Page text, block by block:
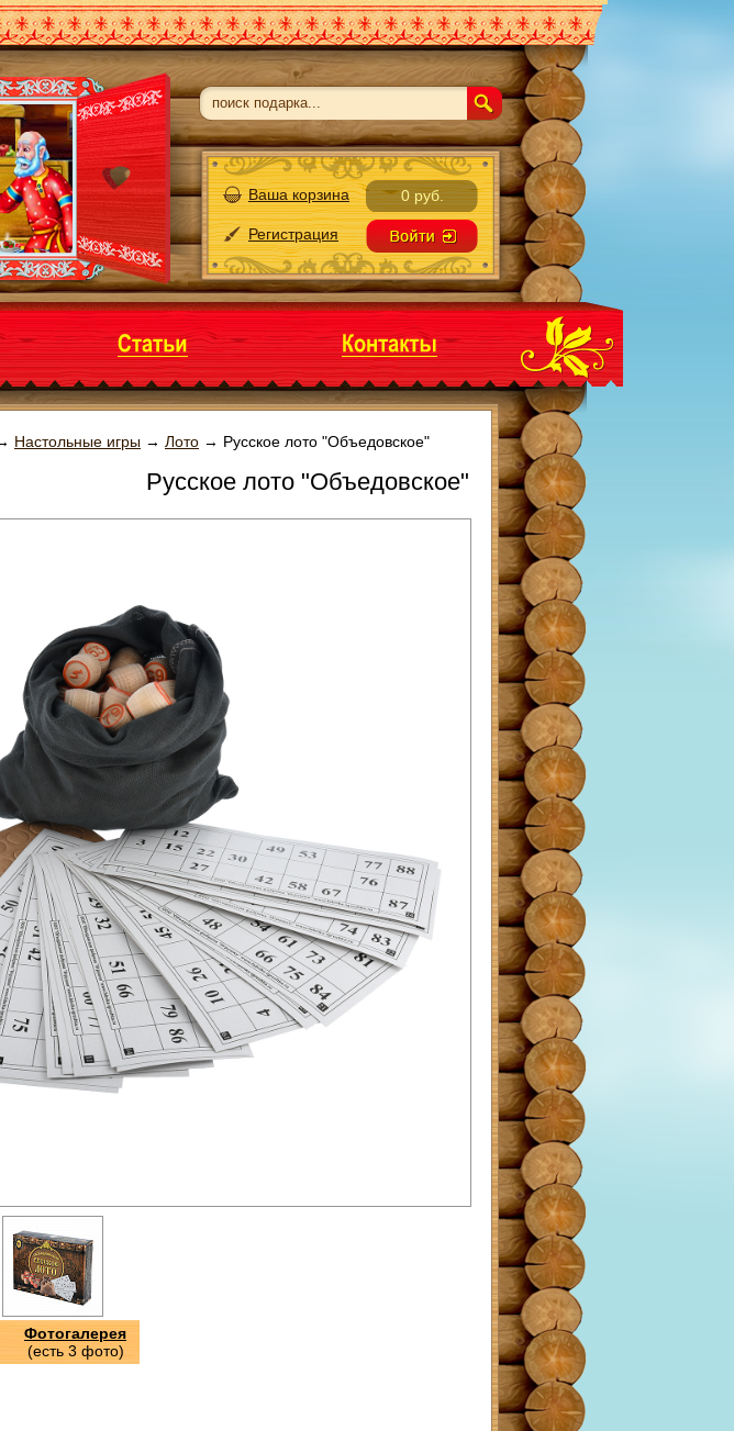
Ваша корзина 0 руб.
Регистрация
Настольные игры → Лото → Русское лото "Объедовское"
Русское лото "Объедовское"
Фотогалерея
(есть 3 фото)